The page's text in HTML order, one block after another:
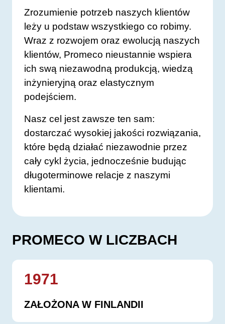
Zrozumienie potrzeb naszych klientów
leży u podstaw wszystkiego co robimy.
Wraz z rozwojem oraz ewolucją naszych
klientów, Promeco nieustannie wspiera
ich swą niezawodną produkcją, wiedzą
inżynieryjną oraz elastycznym
podejściem.
Nasz cel jest zawsze ten sam:
dostarczać wysokiej jakości rozwiązania,
które będą działać niezawodnie przez
cały cykl życia, jednocześnie budując
długoterminowe relacje z naszymi
klientami.
PROMECO W LICZBACH
1971
ZAŁOŻONA W FINLANDII